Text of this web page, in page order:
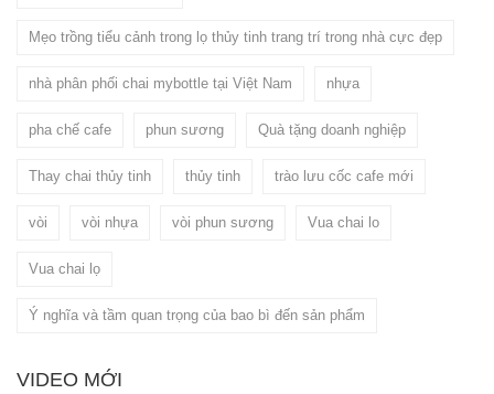
Mẹo trồng tiểu cảnh trong lọ thủy tinh trang trí trong nhà cực đẹp
nhà phân phối chai mybottle tại Việt Nam nhựa
pha chế cafe phun sương Quà tặng doanh nghiệp
Thay chai thủy tinh thủy tinh trào lưu cốc cafe mới
vòi vòi nhựa vòi phun sương Vua chai lo
Vua chai lọ
Ý nghĩa và tầm quan trọng của bao bì đến sản phẩm
VIDEO MỚI